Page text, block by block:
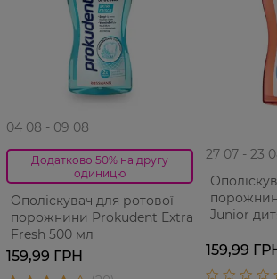
04 08 - 09 08
Додатково 50% на другу
одиницю
Ополіскувач для ротової
порожнини Prokudent Extra
Fresh 500 мл
159,99 ГРН
27 07 - 23
Junior
159,99